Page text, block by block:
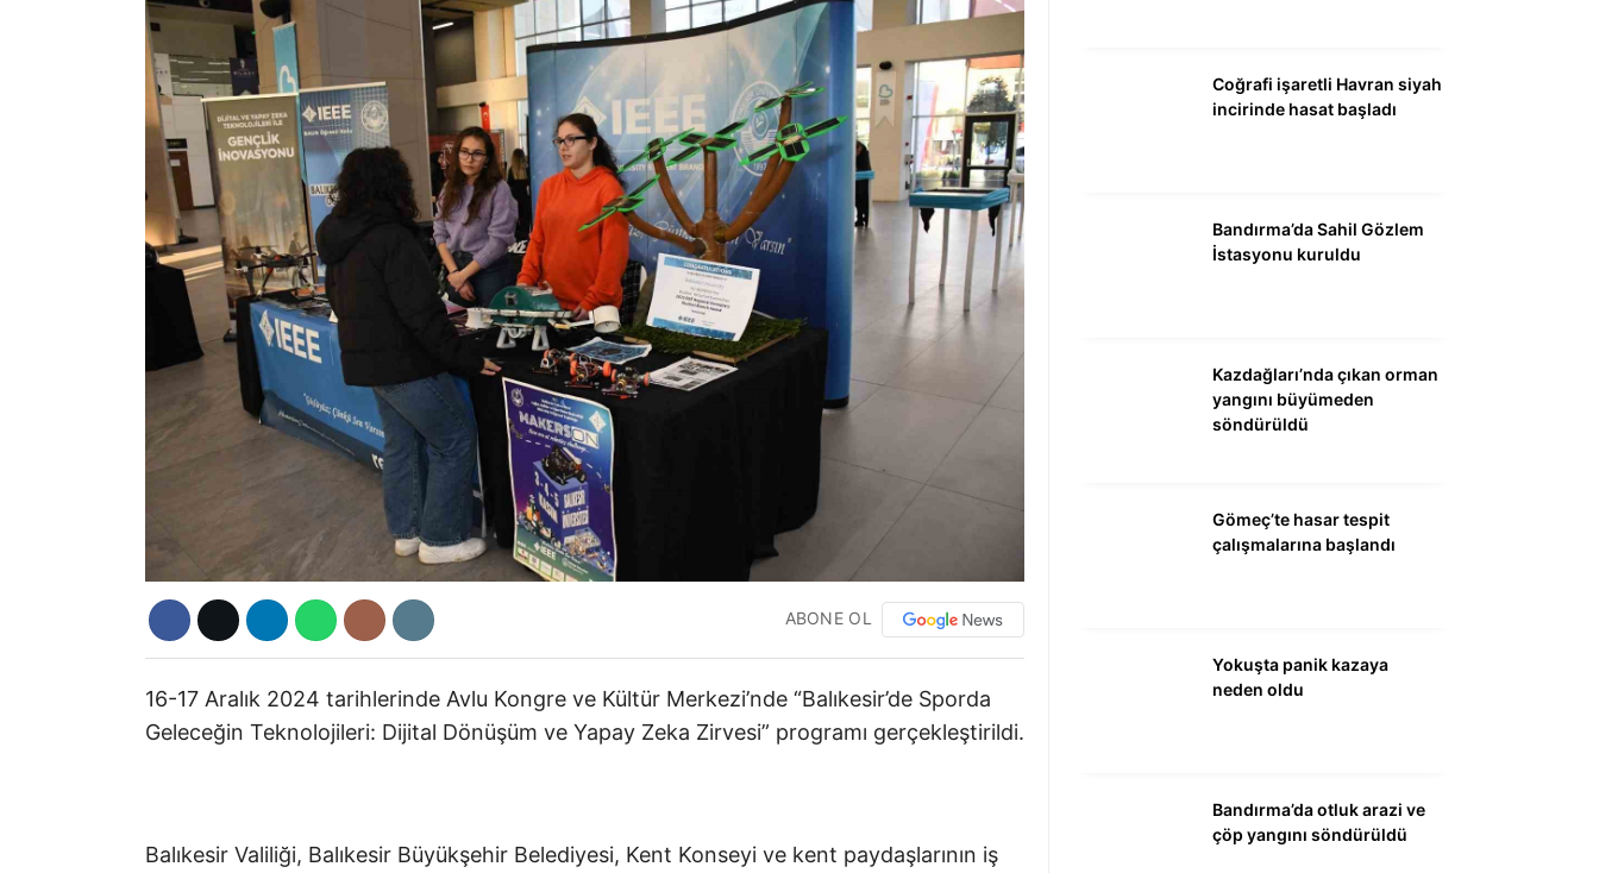
EĞİTİM
ABONE OL
16-17 Aralık 2024 tarihlerinde Avlu Kongre ve Kültür Merkezi’nde “Balıkesir’de Sporda
Geleceğin Teknolojileri: Dijital Dönüşüm ve Yapay Zeka Zirvesi” programı gerçekleştirildi.
Balıkesir Valiliği, Balıkesir Büyükşehir Belediyesi, Kent Konseyi ve kent paydaşlarının iş
Coğrafi işaretli Havran siyah
incirinde hasat başladı
Bandırma’da Sahil Gözlem
İstasyonu kuruldu
Kazdağları’nda çıkan orman
yangını büyümeden
söndürüldü
Gömeç’te hasar tespit
çalışmalarına başlandı
Yokuşta panik kazaya
neden oldu
Bandırma’da otluk arazi ve
çöp yangını söndürüldü